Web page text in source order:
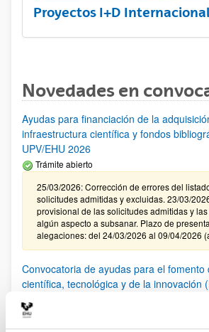
Proyectos I+D
Novedades en
Ayudas para financiación de la
infraestructura científica y fondos
UPV/EHU 2026
Trámite abierto
25/03/2026: Corrección de errores del
solicitudes admitidas y excluidas. 23/03/
provisional de las solicitudes admitidas y
algún aspecto a subsanar. Plazo de
alegaciones: del 24/03/2026 al 09/04/2026
Convocatoria de ayudas para el fomento
científica, tecnológica y de la innovación